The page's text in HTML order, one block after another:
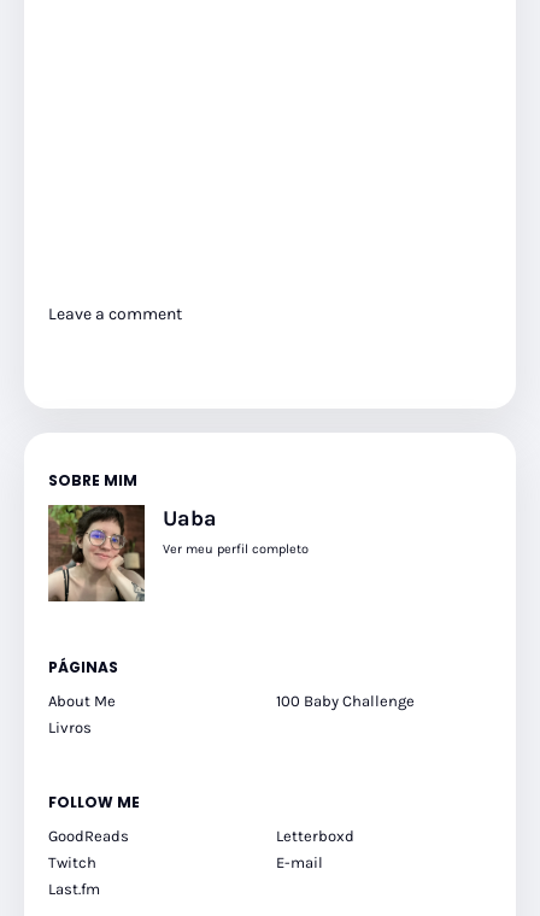
Leave a comment
SOBRE MIM
Uaba
Ver meu perfil completo
PÁGINAS
About Me
100 Baby Challenge
Livros
FOLLOW ME
GoodReads
Letterboxd
Twitch
E-mail
Last.fm